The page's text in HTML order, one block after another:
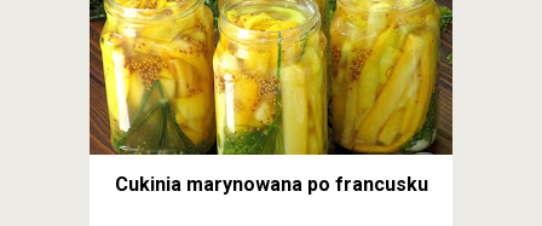
Cukinia marynowana po francusku